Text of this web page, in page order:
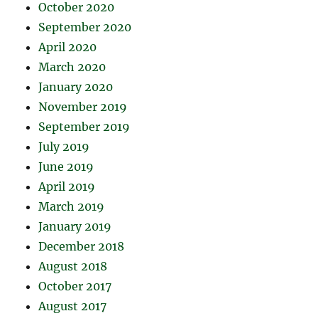
October 2020
September 2020
April 2020
March 2020
January 2020
November 2019
September 2019
July 2019
June 2019
April 2019
March 2019
January 2019
December 2018
August 2018
October 2017
August 2017